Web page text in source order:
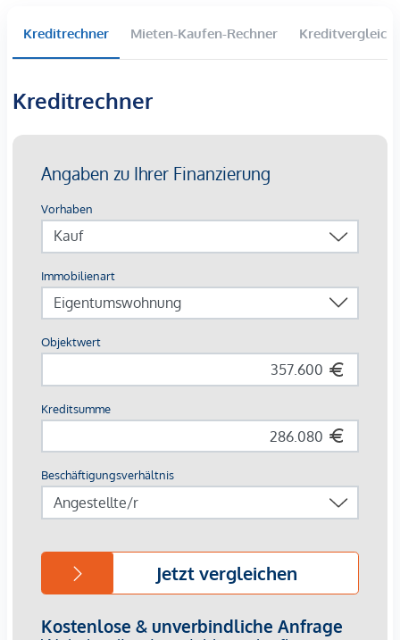
insbesondere durch ihre nachhaltige Vermietbarkeit und
breite Zielgruppenansprache.
Kombination mit einer Raumhöhe von bis zu 3,14 m schafft
durch unterschiedlichste Branchen. Ob Einzelhandel, Büro,
Praxis, Studio, Showroom oder Dienstleistungsbetrieb – die
am Markt und reduziert potenzielle Leerstandszeiten.
Ein wesentliches Asset stellt die großzügige, gut einsehbare
Verkaufsfläche dar, die eine attraktive Präsentation von
Waren und Dienstleistungen unterstützt und damit die
Vermietbarkeit zusätzlich stärkt. Die vorhandene
Infrastruktur, einschließlich der Vorbereitung für einen
Küchenanschluss sowie getrennt ausgewiesener
Sanitärbereiche, erhöht die Nutzungsqualität für künftige
Mieter.
Eine Nutzung im Bereich Gastronomie oder als
Highlights auf einen Blick:
Breite, nachhaltig ansprechbare Mieterzielgruppe
Kreditrechner Mieten-Kaufen-Rechner Kreditvergleich
Kreditrechner